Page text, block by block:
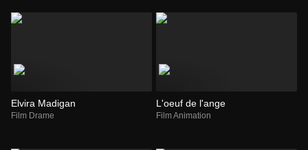
Elvira Madigan
Film Drame
L'oeuf de l'ange
Film Animation